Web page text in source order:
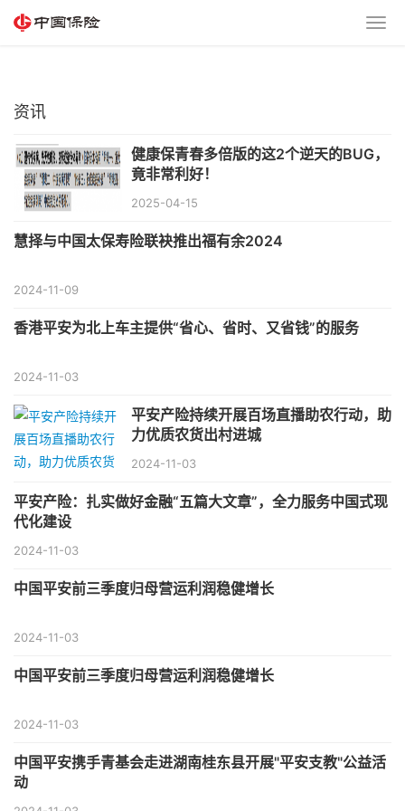
资讯
健康保青春多倍版的这2个逆天的BUG，
竟非常利好！
2025-04-15
慧择与中国太保寿险联袂推出福有余2024
2024-11-09
香港平安为北上车主提供“省心、省时、又省钱”的服务
2024-11-03
平安产险持续开展百场直播助农行动，助
力优质农货出村进城
2024-11-03
平安产险：扎实做好金融“五篇大文章”，全力服务中国式现
代化建设
2024-11-03
中国平安前三季度归母营运利润稳健增长
2024-11-03
中国平安前三季度归母营运利润稳健增长
2024-11-03
中国平安携手青基会走进湖南桂东县开展"平安支教"公益活
动